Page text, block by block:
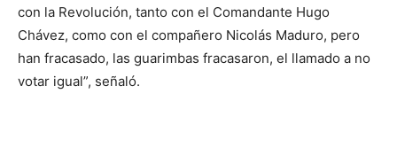
con la Revolución, tanto con el Comandante Hugo
Chávez, como con el compañero Nicolás Maduro, pero
han fracasado, las guarimbas fracasaron, el llamado a no
votar igual”, señaló.